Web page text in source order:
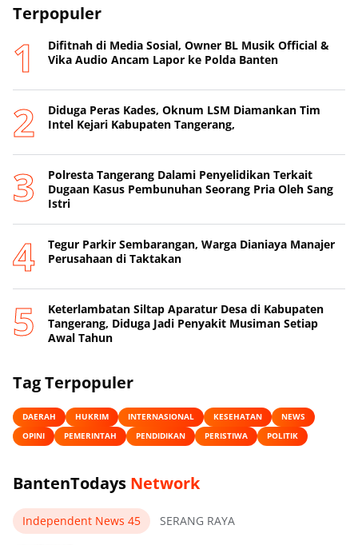
Terpopuler
Difitnah di Media Sosial, Owner BL Musik Official &
Vika Audio Ancam Lapor ke Polda Banten
Diduga Peras Kades, Oknum LSM Diamankan Tim
Intel Kejari Kabupaten Tangerang,
Polresta Tangerang Dalami Penyelidikan Terkait
Dugaan Kasus Pembunuhan Seorang Pria Oleh Sang
Istri
Tegur Parkir Sembarangan, Warga Dianiaya Manajer
Perusahaan di Taktakan
Keterlambatan Siltap Aparatur Desa di Kabupaten
Tangerang, Diduga Jadi Penyakit Musiman Setiap
Awal Tahun
Tag Terpopuler
DAERAH HUKRIM INTERNASIONAL KESEHATAN
NEWS
OPINI
PEMERINTAH PENDIDIKAN PERISTIWA POLITIK
BantenTodays Network
Independent News 45 SERANG RAYA